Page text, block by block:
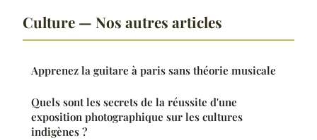
Culture — Nos autres articles
Apprenez la guitare à paris sans théorie musicale
Quels sont les secrets de la réussite d'une
exposition photographique sur les cultures
indigènes ?